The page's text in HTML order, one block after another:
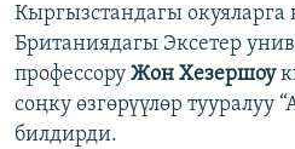
Кыргызстандагы окуяларга
Британиядагы Эксетер
профессору Жон Хезершоу
соңку өзгөрүүлөр тууралуу
билдирди.